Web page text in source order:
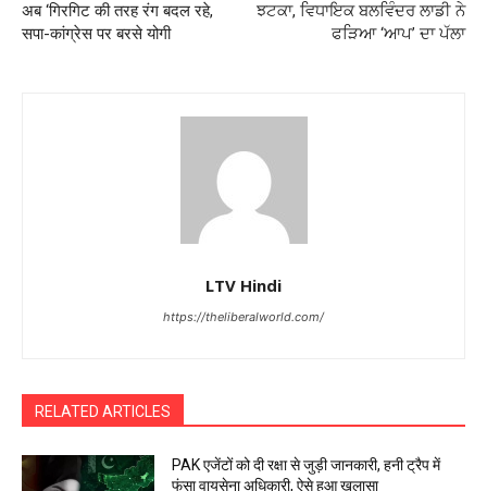
अब ‘गिरगिट की तरह रंग बदल रहे,
सपा-कांग्रेस पर बरसे योगी
ਝਟਕਾ, ਵਿਧਾਇਕ ਬਲਵਿੰਦਰ ਲਾਡੀ ਨੇ
ਫੜਿਆ ‘ਆਪ’ ਦਾ ਪੱਲਾ
LTV Hindi
https://theliberalworld.com/
RELATED ARTICLES
PAK एजेंटों को दी रक्षा से जुड़ी जानकारी, हनी ट्रैप में
फंसा वायुसेना अधिकारी, ऐसे हुआ खुलासा